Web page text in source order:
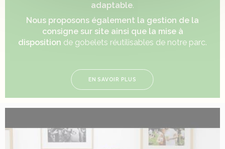
adaptable.
Nous proposons également la gestion de la
consigne sur site ainsi que la mise à
disposition de gobelets réutilisables de notre parc.
EN SAVOIR PLUS